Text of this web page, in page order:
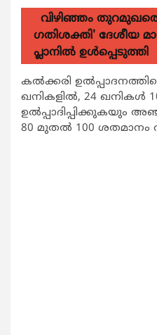
വിഴിഞ്ഞം
ഗതിശക്തി' ദേശീയ
പ്ലാനിൽ ഉൾപ്പെടുത്തി
കൽക്കരി
ഖനികളിൽ, 24 ഖനികൾ
ഉൽപ്പാദിപ്പിക്കുകയും
80 മുതൽ 100